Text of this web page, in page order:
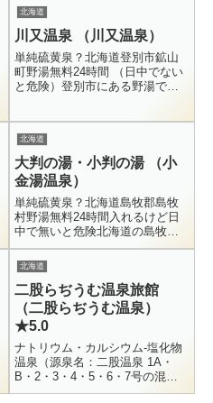
北海道
川又温泉 （川又温泉）
単純硫黄泉？北海道登別市鉱山
町野湯無料24時間 （日中でない
と危険）登別市にある野湯で
い楽しみに...
北海道
大判の湯・小判の湯 （小
金湯温泉）
単純硫黄泉？北海道島牧郡島牧
村野湯無料24時間入れるけど日
中で無いと危険北海道の島牧村
にある、日本一到達困難な野湯
とも言われる金華湯。その金華
湯のすぐ近くにある鳳凰の湯。
更にそのす...
北海道
二股らぢうむ温泉旅館
（二股らぢうむ温泉）
★5.0
ナトリウム・カルシウム-塩化物
温泉（源泉名：二股温泉 1A・
B・2・3・4・5・6・7号の混
合）44.3度 / ph7.1 / 動力揚湯 /